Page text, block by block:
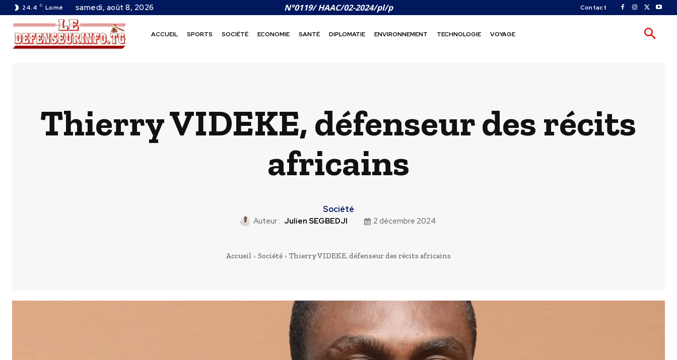
24.4 C Lomé samedi, août 8, 2026 N°0119/ HAAC/02-2024/pl/p Contact
ACCUEIL SPORTS SOCIÉTÉ ECONOMIE SANTÉ DIPLOMATIE ENVIRONNEMENT TECHNOLOGIE VOYAGE
Thierry VIDEKE, défenseur des récits
africains
Société
Auteur : Julien SEGBEDJI 2 décembre 2024
Accueil Société Thierry VIDEKE, défenseur des récits africains